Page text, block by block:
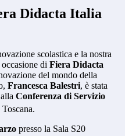
Didacta Italia
scolastica e la nostra
di Fiera Didacta
del mondo della
Francesca Balestri, è stata
Conferenza di Servizio
.
presso la Sala S20